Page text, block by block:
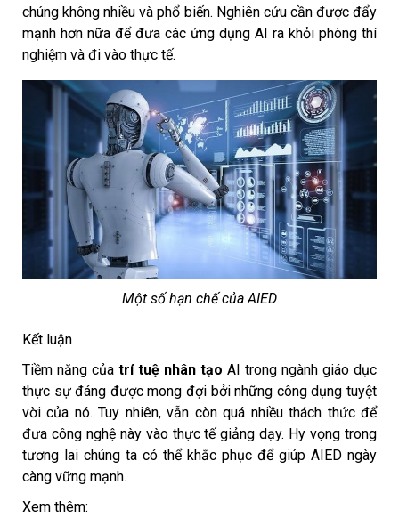
chúng không nhiều và phổ biến. Nghiên cứu cần được đẩy
mạnh hơn nữa để đưa các ứng dụng AI ra khỏi phòng thí
nghiệm và đi vào thực tế.
Một số hạn chế của AIED
Kết luận
Tiềm năng của trí tuệ nhân tạo AI trong ngành giáo dục
thực sự đáng được mong đợi bởi những công dụng tuyệt
vời của nó. Tuy nhiên, vẫn còn quá nhiều thách thức để
đưa công nghệ này vào thực tế giảng dạy. Hy vọng trong
tương lai chúng ta có thể khắc phục để giúp AIED ngày
càng vững mạnh.
Xem thêm: